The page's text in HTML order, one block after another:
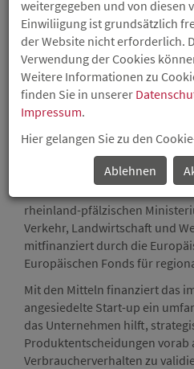
Software zum Testen von
Die Investitions- und
beteiligt sich neben weiteren
Finanzierungsrunde über ihre
Technologieförderung in
Innovationsfonds II
GmbH aus Mainz. Beim
rheinland-pfälzischen
Verkehr, Landwirtschaft und
mitfinanziert durch die
Europäischen Fonds für
Mit den Mitteln finanziert das
angesiedelte Start-up ein
das Unternehmen hilft,
Produktentscheidungen vorab
Verbraucherverhalten zu
weitergegeben und von diesen
Einwiliigung ist grundsätzlich
der Website nicht erforderlich.
Verwendung der Cookies
Weitere Informationen zu
finden Sie in unserer
Impressum.
Hier gelangen Sie zu den
Ablehnen